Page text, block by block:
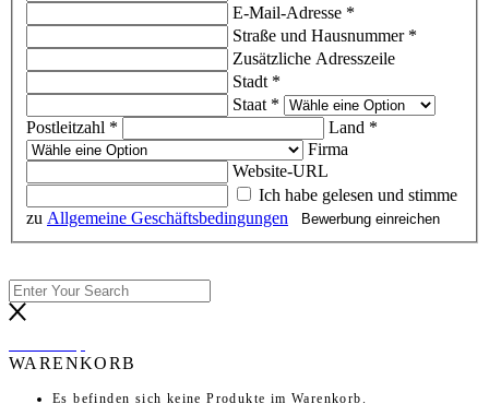
E-Mail-Adresse *
Straße und Hausnummer *
Zusätzliche Adresszeile
Stadt *
Staat *
Postleitzahl *
Land *
Firma
Website-URL
Ich habe gelesen und stimme
zu Allgemeine Geschäftsbedingungen
WARENKORB
Es befinden sich keine Produkte im Warenkorb.